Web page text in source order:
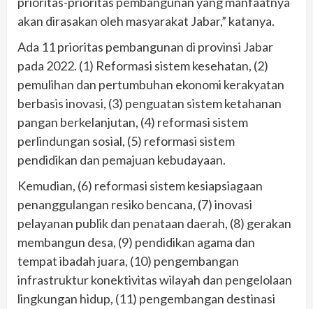
akan dirasakan oleh masyarakat Jabar,” katanya.
Ada 11 prioritas pembangunan di provinsi Jabar
pada 2022. (1) Reformasi sistem kesehatan, (2)
pemulihan dan pertumbuhan ekonomi kerakyatan
berbasis inovasi, (3) penguatan sistem ketahanan
pangan berkelanjutan, (4) reformasi sistem
perlindungan sosial, (5) reformasi sistem
pendidikan dan pemajuan kebudayaan.
Kemudian, (6) reformasi sistem kesiapsiagaan
penanggulangan resiko bencana, (7) inovasi
pelayanan publik dan penataan daerah, (8) gerakan
membangun desa, (9) pendidikan agama dan
tempat ibadah juara, (10) pengembangan
infrastruktur konektivitas wilayah dan pengelolaan
lingkungan hidup, (11) pengembangan destinasi